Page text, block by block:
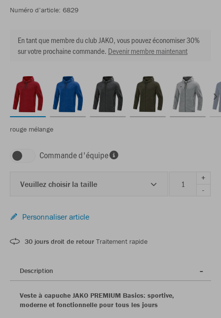
Numéro d’article: 6829
En tant que membre du club JAKO, vous pouvez économiser 30%
sur votre prochaine commande. Devenir membre maintenant
rouge mélange
Commande d'équipe
Veuillez choisir la taille
+
-
Personnaliser article
30 jours droit de retour Traitement rapide
Description
Veste à capuche JAKO PREMIUM Basics: sportive,
moderne et fonctionnelle pour tous les jours